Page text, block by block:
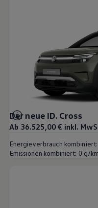
Der neue ID. Cross
Ab 36.525,00 € inkl.
Energieverbrauch kombiniert:
Emissionen kombiniert: 0 g/km